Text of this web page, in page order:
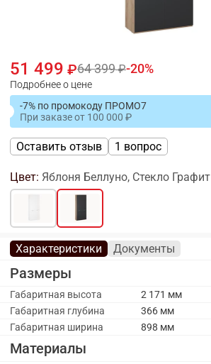
51 499 64 399 20
Подробнее о цене
-7% по промокоду ПРОМО7
При заказеот 100 000
Оставить отзыв 1 вопрос
Цвет: Яблоня Беллуно, Стекло
Характеристики Документы
Размеры
Габаритная высота
2 171 мм
Габаритная глубина
366 мм
Габаритная ширина
898 мм
Материалы